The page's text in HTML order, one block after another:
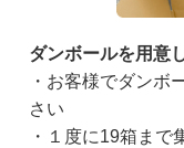
ダンボールを用意
・お客様でダンボ
さい
・１度に19箱まで